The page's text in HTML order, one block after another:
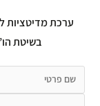
ערכת מדיטציות
בשיטת